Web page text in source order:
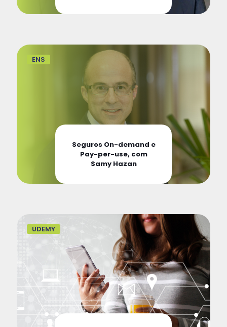
ENS
Seguros On-demand e
Pay-per-use, com
Samy Hazan
UDEMY